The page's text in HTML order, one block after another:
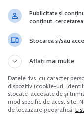
publice, in
vreme cat aceste
mijloace fixe pe
care le regasiti in
pe baza de
Publicitate și
conținut,
Stocarea și/sau
Aflați mai multe
Datele dvs. cu caracter
dispozitiv (cookie-uri,
stocate, accesate de și
mod specific de acest site.
de localizare geografică.